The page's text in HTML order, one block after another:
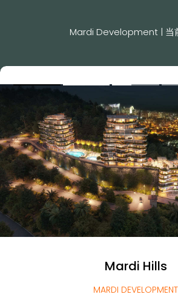
Mardi Development | 当
Mardi Hills
MARDI DEVELOPMENT